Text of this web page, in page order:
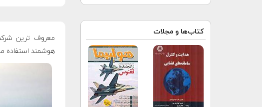
کتاب‌ها و مجلات
معروف ترین
هوشمند استفاده